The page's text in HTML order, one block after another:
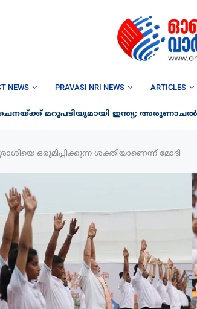
NEWS PRAVASI NRI NEWS ARTICLES
മറുപടിയുമായി ഇന്ത്യ; അരുണാചൽ
ഒരുമിപ്പിക്കുന്ന ശക്തിയാണെന്ന് മോദി